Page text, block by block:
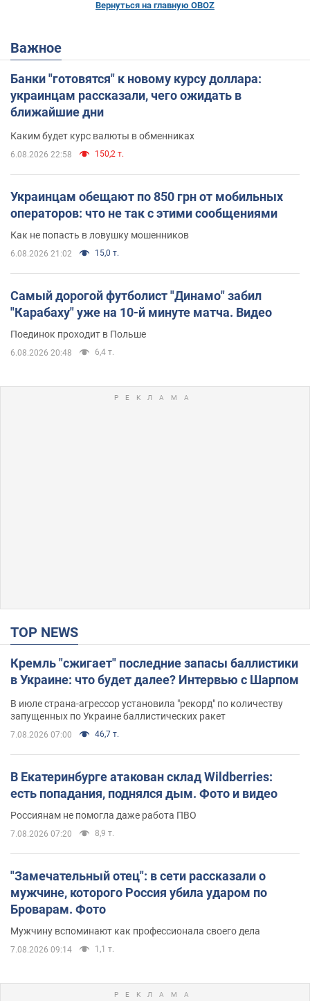
Вернуться на главную OBOZ
Важное
Банки "готовятся" к новому курсу доллара:
украинцам рассказали, чего ожидать в
ближайшие дни
Каким будет курс валюты в обменниках
6.08.2026 22:58 150,2 т.
Украинцам обещают по 850 грн от мобильных
операторов: что не так с этими сообщениями
Как не попасть в ловушку мошенников
6.08.2026 21:02 15,0 т.
Самый дорогой футболист "Динамо" забил
"Карабаху" уже на 10-й минуте матча. Видео
Поединок проходит в Польше
6.08.2026 20:48 6,4 т.
TOP NEWS
Кремль "сжигает" последние запасы баллистики
в Украине: что будет далее? Интервью с Шарпом
В июле страна-агрессор установила "рекорд" по количеству
запущенных по Украине баллистических ракет
7.08.2026 07:00 46,7 т.
В Екатеринбурге атакован склад Wildberries:
есть попадания, поднялся дым. Фото и видео
Россиянам не помогла даже работа ПВО
7.08.2026 07:20 8,9 т.
"Замечательный отец": в сети рассказали о
мужчине, которого Россия убила ударом по
Броварам. Фото
Мужчину вспоминают как профессионала своего дела
7.08.2026 09:14 1,1 т.